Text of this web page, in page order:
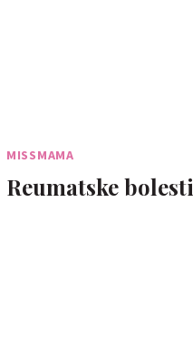
MISSMAMA
Reumatske bolesti